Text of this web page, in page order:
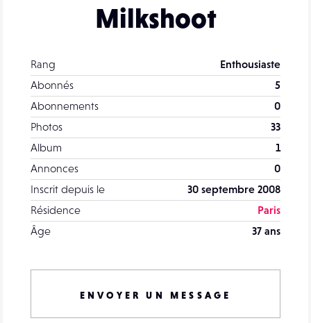
Milkshoot
Rang
Enthousiaste
Abonnés
5
Abonnements
0
Photos
33
Album
1
Annonces
0
Inscrit depuis le
30 septembre 2008
Résidence
Paris
Âge
37 ans
ENVOYER UN MESSAGE